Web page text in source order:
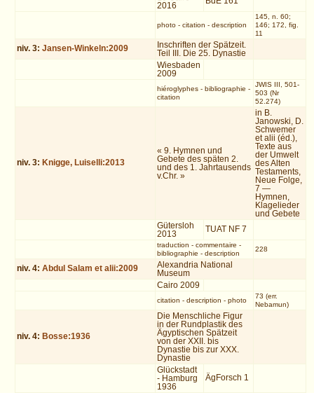
2016
photo- citation - description
145, n. 60;
146; 172, fig.
11
niv. 3:Jansen-Winkeln:2009
Inschriften der Spätzeit.
Teil III. Die 25. Dynastie
Wiesbaden
2009
hiéroglyphes- bibliographie -
citation
JWIS III, 501-
503 (Nr
52.274)
niv. 3: Knigge, Luiselli:2013
« 9. Hymnen und
Gebete des späten 2.
und des 1. Jahrtausends
v.Chr. »
in B.
Janowski, D.
Schwemer
et alii (éd.),
Texte aus
der Umwelt
des Alten
Testaments,
Neue Folge,
7 —
Hymnen,
Klagelieder
und Gebete
Gütersloh
2013
TUAT NF 7
traduction - commentaire -
bibliographie - description
228
niv. 4:Abdul Salam et alii:2009
Alexandria National
Museum
Cairo 2009
citation - description - photo
73 (err.
Nebamun)
niv. 4: Bosse:1936
Die Menschliche Figur
in der Rundplastik des
Ägyptischen Spätzeit
von der XXII. bis
Dynastie bis zur XXX.
Dynastie
Glückstadt
- Hamburg
1936
ÄgForsch 1